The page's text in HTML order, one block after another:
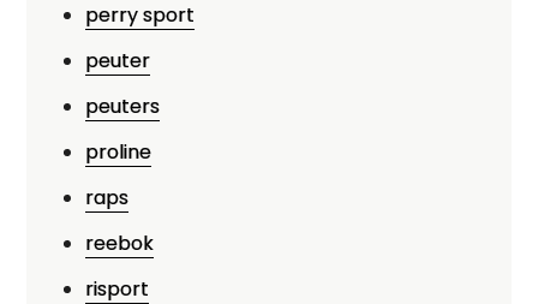
perry sport
peuter
peuters
proline
raps
reebok
risport